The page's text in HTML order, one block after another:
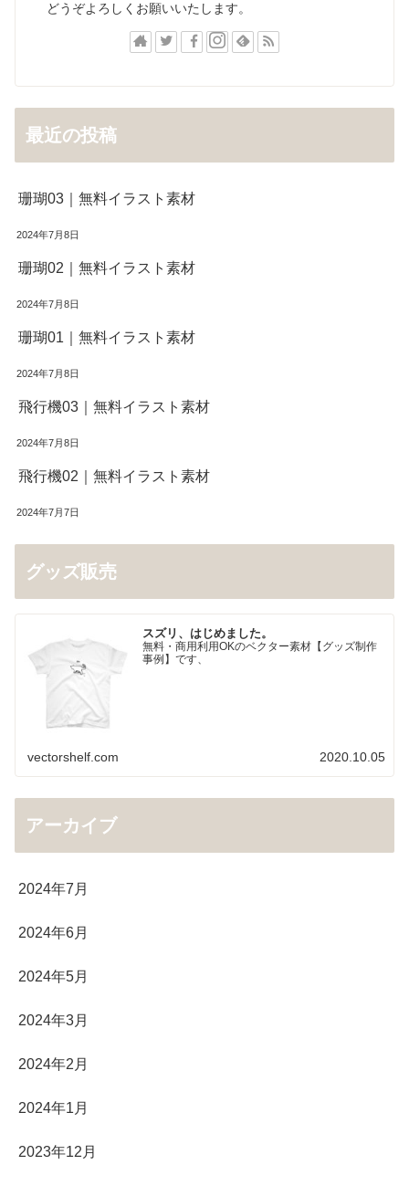
どうぞよろしくお願いいたします。
最近の投稿
珊瑚03｜無料イラスト素材
2024年7月8日
珊瑚02｜無料イラスト素材
2024年7月8日
珊瑚01｜無料イラスト素材
2024年7月8日
飛行機03｜無料イラスト素材
2024年7月8日
飛行機02｜無料イラスト素材
2024年7月7日
グッズ販売
スズリ、はじめました。
無料・商用利用OKのベクター素材【グッズ制作
事例】です、
vectorshelf.com 2020.10.05
アーカイブ
2024年7月
2024年6月
2024年5月
2024年3月
2024年2月
2024年1月
2023年12月